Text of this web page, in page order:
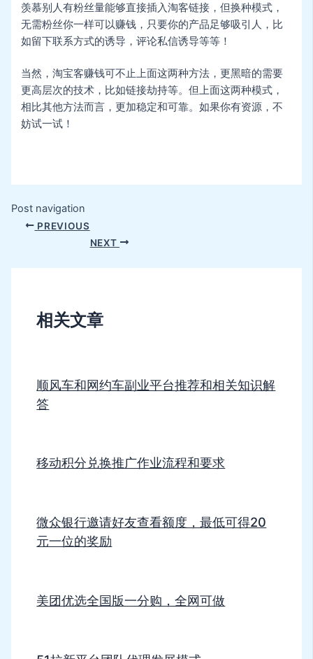
羡慕别人有粉丝量能够直接插入淘客链接，但换种模式，
无需粉丝你一样可以赚钱，只要你的产品足够吸引人，比
如留下联系方式的诱导，评论私信诱导等等！
当然，淘宝客赚钱可不止上面这两种方法，更黑暗的需要
更高层次的技术，比如链接劫持等。但上面这两种模式，
相比其他方法而言，更加稳定和可靠。如果你有资源，不
妨试一试！
Post navigation
PREVIOUS
NEXT
相关文章
顺风车和网约车副业平台推荐和相关知识解
答
移动积分兑换推广作业流程和要求
微众银行邀请好友查看额度，最低可得20
元一位的奖励
美团优选全国版一分购，全网可做